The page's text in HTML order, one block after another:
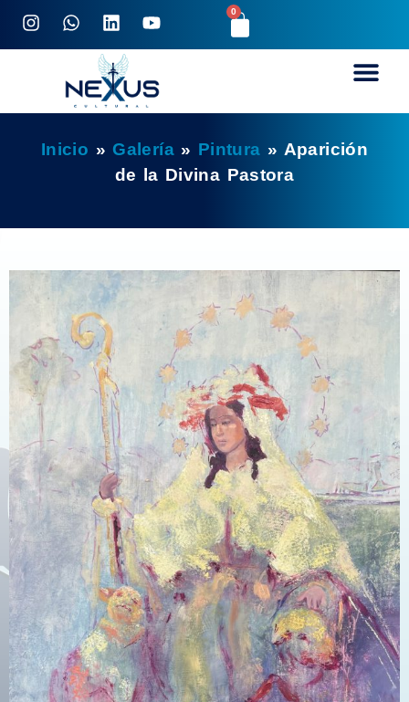
0
Inicio » Galería» Pintura » Aparición
de la Divina Pastora